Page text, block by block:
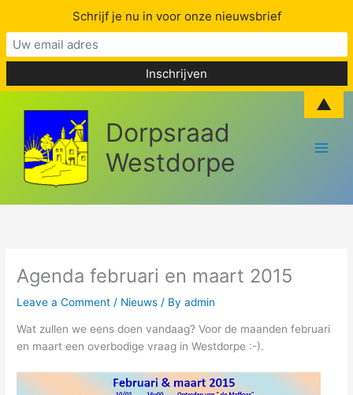
content
Dorpsraad
Westdorpe
Agenda februari en maart 2015
Leave a Comment / Nieuws / Byadmin
Wat zullen we eens doen vandaag? Voor de maanden februari
en maart een overbodige vraag in Westdorpe :-).
Schrijf je nu in voor onze nieuwsbrief
▲